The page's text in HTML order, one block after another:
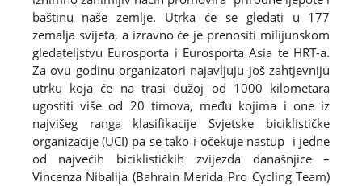
baštinu naše zemlje. Utrka će se gledati u 177
zemalja svijeta, a izravno će je prenositi milijunskom
gledateljstvu Eurosporta i Eurosporta Asia te HRT-a.
Za ovu godinu organizatori najavljuju još zahtjevniju
utrku koja će na trasi dužoj od 1000 kilometara
ugostiti više od 20 timova, među kojima i one iz
najvišeg ranga klasifikacije Svjetske biciklističke
organizacije (UCI) pa se tako i očekuje nastup i jedne
od najvećih biciklističkih zvijezda današnjice –
Vincenza Nibalija (Bahrain Merida Pro Cycling Team)